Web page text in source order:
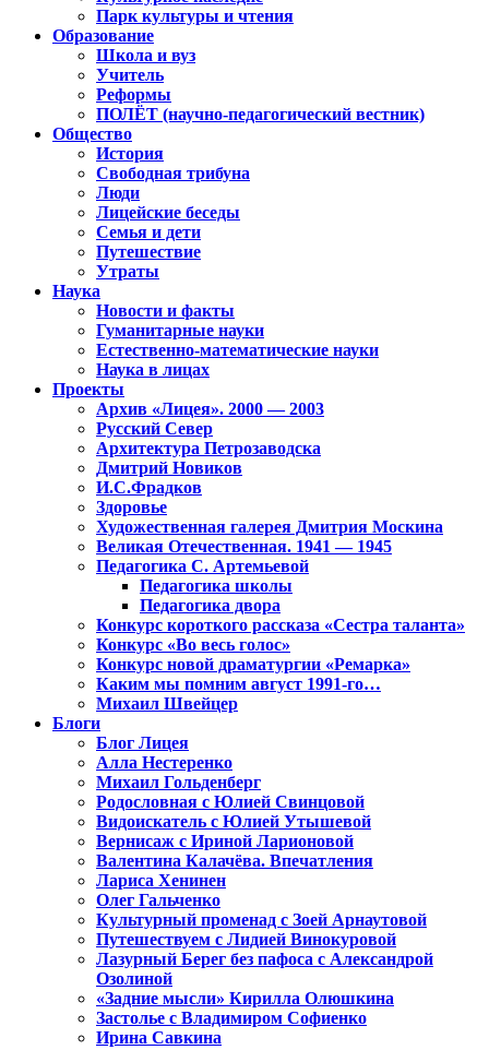
Парк культуры и чтения
Образование
Школа и вуз
Учитель
Реформы
ПОЛЁТ (научно-педагогический вестник)
Общество
История
Свободная трибуна
Люди
Лицейские беседы
Семья и дети
Путешествие
Утраты
Наука
Новости и факты
Гуманитарные науки
Естественно-математические науки
Наука в лицах
Проекты
Архив «Лицея». 2000 — 2003
Русский Север
Архитектура Петрозаводска
Дмитрий Новиков
И.С.Фрадков
Здоровье
Художественная галерея Дмитрия Москина
Великая Отечественная. 1941 — 1945
Педагогика С. Артемьевой
Педагогика школы
Педагогика двора
Конкурс короткого рассказа «Сестра таланта»
Конкурс «Во весь голос»
Конкурс новой драматургии «Ремарка»
Каким мы помним август 1991-го…
Михаил Швейцер
Блоги
Блог Лицея
Алла Нестеренко
Михаил Гольденберг
Родословная с Юлией Свинцовой
Видоискатель с Юлией Утышевой
Вернисаж с Ириной Ларионовой
Валентина Калачёва. Впечатления
Лариса Хенинен
Олег Гальченко
Культурный променад с Зоей Арнаутовой
Путешествуем с Лидией Винокуровой
Лазурный Берег без пафоса с Александрой
Озолиной
«Задние мысли» Кирилла Олюшкина
Застолье с Владимиром Софиенко
Ирина Савкина